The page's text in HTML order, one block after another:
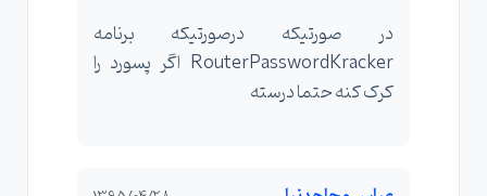
در صورتیکه درصورتیکه برنامه
RouterPasswordKracker اگر پسورد را
کرک کنه حتما درسته